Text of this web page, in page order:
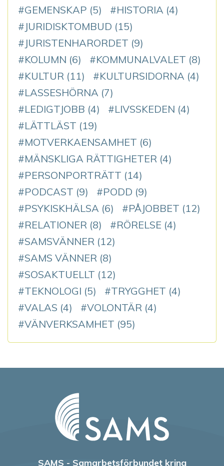
GEMENSKAP (5) HISTORIA (4)
JURIDISKTOMBUD (15)
JURISTENHARORDET (9)
KOLUMN (6) KOMMUNALVALET (8)
KULTUR (11) KULTURSIDORNA (4)
LASSESHÖRNA (7)
LEDIGTJOBB (4) LIVSSKEDEN (4)
LÄTTLÄST (19)
MOTVERKAENSAMHET (6)
MÄNSKLIGA RÄTTIGHETER (4)
PERSONPORTRÄTT (14)
PODCAST (9) PODD (9)
PSYKISKHÄLSA (6) PÅJOBBET (12)
RELATIONER (8) RÖRELSE (4)
SAMSVÄNNER (12)
SAMS VÄNNER (8)
SOSAKTUELLT (12)
TEKNOLOGI (5) TRYGGHET (4)
VALAS (4) VOLONTÄR (4)
VÄNVERKSAMHET (95)
SAMS - Samarbetsförbundet kring